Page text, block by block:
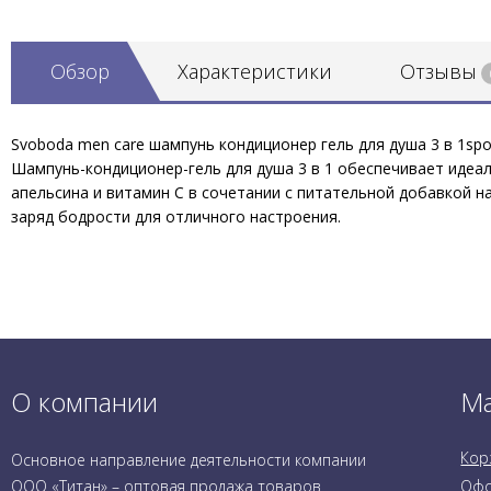
Обзор Характеристики Отзывы
Svoboda men care шампунь кондиционер гель для душа 3 в
Шампунь-кондиционер-гель для душа 3 в 1 обеспечивает
апельсина и витамин С в сочетании с питательной добавкой
заряд бодрости для отличного настроения.
О компании
Основное направление деятельности компании
ООО «Титан» – оптовая продажа товаров